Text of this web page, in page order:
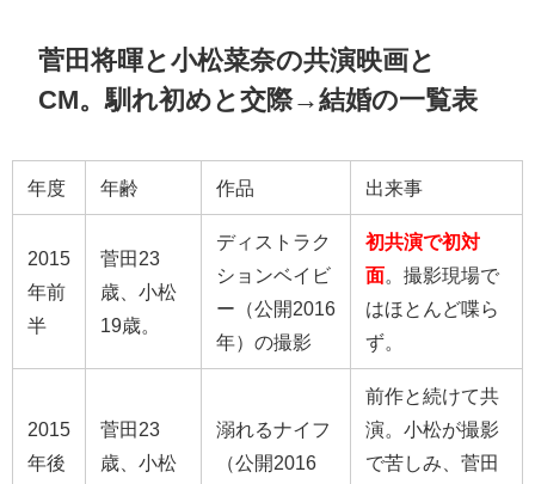
菅田将暉と小松菜奈の共演映画と
CM。馴れ初めと交際→結婚の一覧表
年度 年齢 作品 出来事
2015
年前
半
菅田23
歳、小松
19歳。
ディストラク
ションベイビ
ー（公開2016
年）の撮影
初共演で初対
面 。撮影現場で
はほとんど喋ら
ず。
2015
年後
菅田23
歳、小松
溺れるナイフ
（公開2016
前作と続けて共
演。小松が撮影
で苦しみ、菅田